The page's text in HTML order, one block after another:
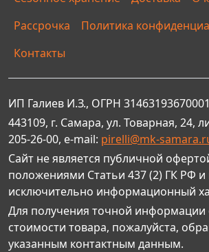
Рассрочка
Политика
Контакты
ИП Галиев И.З., ОГРН
443109, г. Самара, ул. Товарная, 24,
205-26-00, e-mail: pirelli@mk-
Сайт не является публичной
положениями Статьи 437 (2) ГК РФ и
исключительно информационный
Для получения точной информации
стоимости товара, пожалуйста,
указанным контактным данным.